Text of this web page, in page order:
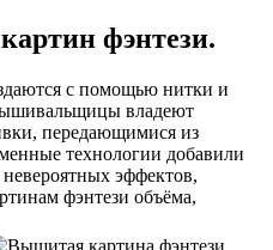
фэнтези.
с помощью нитки и
владеют
передающимися из
технологии добавили
эффектов,
фэнтези объёма,